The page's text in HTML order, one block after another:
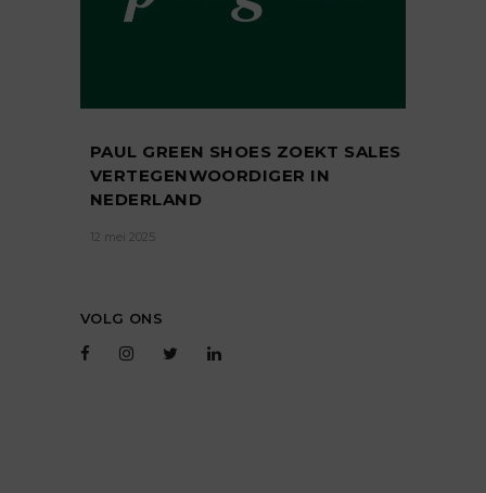
PAUL GREEN SHOES ZOEKT SALES
VERTEGENWOORDIGER IN
NEDERLAND
12 mei 2025
VOLG ONS